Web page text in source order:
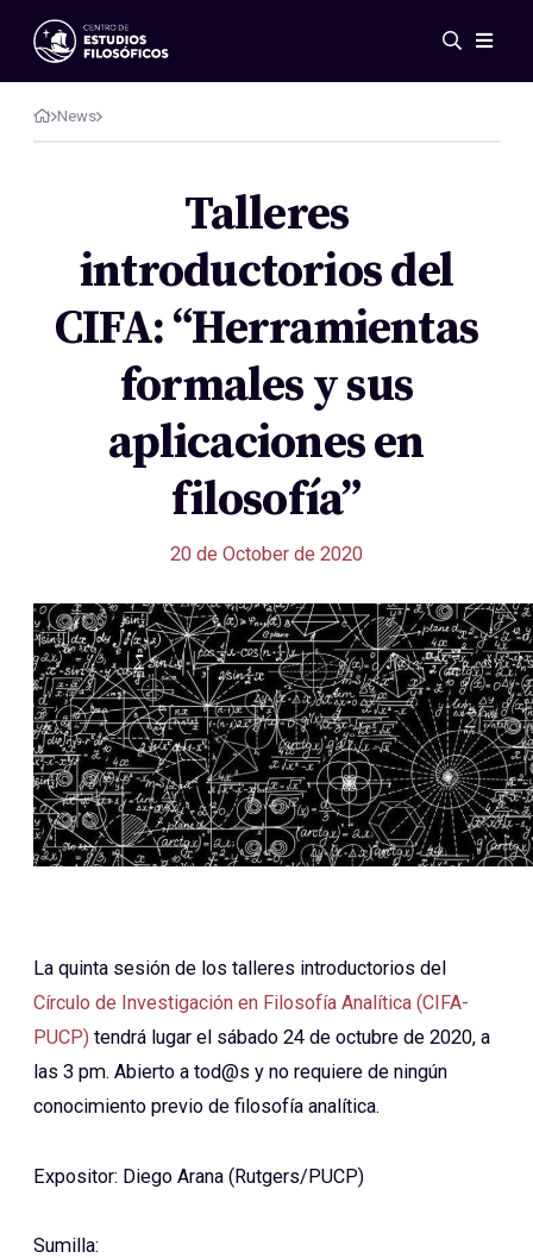
Events
News
Research
Gallery
About Us
Regulations
News
Talleres
introductorios del
CIFA: “Herramientas
formales y sus
aplicaciones en
filosofía”
20 de October de 2020
La quinta sesión de los talleres introductorios del
Círculo de Investigación en Filosofía Analítica (CIFA-
PUCP) tendrá lugar el sábado 24 de octubre de 2020, a
las 3 pm. Abierto a tod@s y no requiere de ningún
conocimiento previo de filosofía analítica.
Expositor: Diego Arana (Rutgers/PUCP)
Sumilla: